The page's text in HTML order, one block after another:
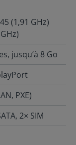
(1,91 GHz)
jusqu’à 8 Go
PXE)
2× SIM